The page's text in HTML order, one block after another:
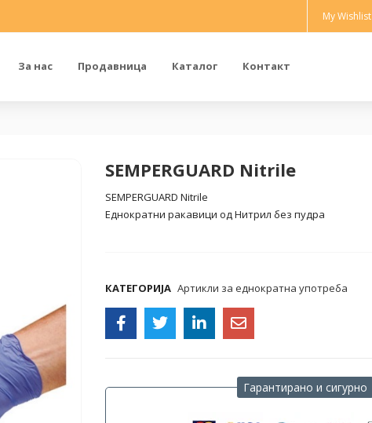
My Wishlist
За нас Продавница Каталог Контакт
SEMPERGUARD Nitrile
SEMPERGUARD Nitrile
Еднократни ракавици од Нитрил без пудра
КАТЕГОРИЈА Артикли за еднократна употреба
Гарантирано и сигурно